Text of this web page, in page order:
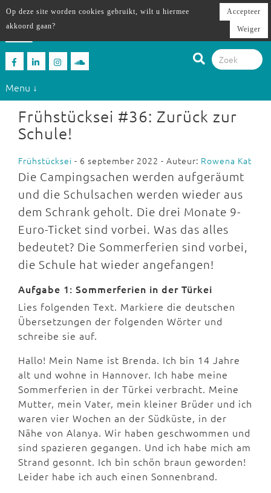
Menu ↓
Frühstücksei #36: Zurück zur
Schule!
Frühstücksei - 6 september 2022 - Auteur: Rowena Kat
Die Campingsachen werden aufgeräumt
und die Schulsachen werden wieder aus
dem Schrank geholt. Die drei Monate 9-
Euro-Ticket sind vorbei. Was das alles
bedeutet? Die Sommerferien sind vorbei,
die Schule hat wieder angefangen!
Aufgabe 1: Sommerferien in der Türkei
Lies folgenden Text. Markiere die deutschen
Übersetzungen der folgenden Wörter und
schreibe sie auf.
Hallo! Mein Name ist Brenda. Ich bin 14 Jahre
alt und wohne in Hannover. Ich habe meine
Sommerferien in der Türkei verbracht. Meine
Mutter, mein Vater, mein kleiner Brüder und ich
waren vier Wochen an der Südküste, in der
Nähe von Alanya. Wir haben geschwommen und
sind spazieren gegangen. Und ich habe mich am
Strand gesonnt. Ich bin schön braun geworden!
Leider habe ich auch einen Sonnenbrand.
Op deze site worden cookies gebruikt, wilt u hiermee
akkoord gaan?
Accepteer
Weiger